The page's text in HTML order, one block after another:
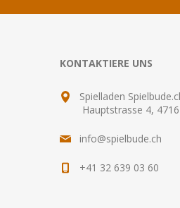
KONTAKTIERE UNS
Spielladen
Hauptstrasse 4, 4716
info@spielbude.ch
+41 32 639 03 60